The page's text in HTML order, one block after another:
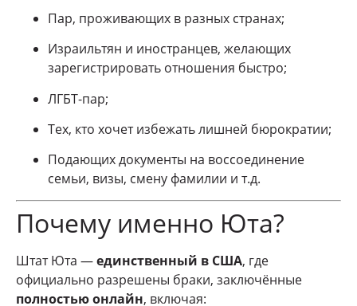
Пар, проживающих в разных странах;
Израильтян и иностранцев, желающих
зарегистрировать отношения быстро;
ЛГБТ-пар;
Тех, кто хочет избежать лишней бюрократии;
Подающих документы на воссоединение
семьи, визы, смену фамилии и т.д.
Почему именно Юта?
Штат Юта —единственный в США, где
официально разрешены браки, заключённые
полностью онлайн, включая: